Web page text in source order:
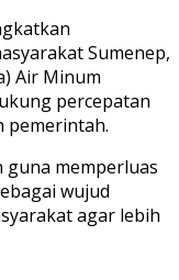
Sumenep,
Air Minum
percepatan
pemerintah.
guna memperluas
wujud
agar lebih